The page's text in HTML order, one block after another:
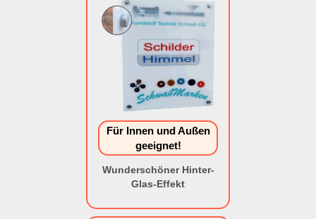
Für Innen und Außen
geeignet!
Wunderschöner Hinter-
Glas-Effekt